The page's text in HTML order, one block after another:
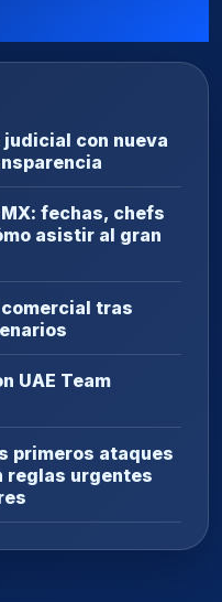
con nueva
fechas, chefs
asistir al gran
tras
UAE Team
primeros ataques
reglas urgentes